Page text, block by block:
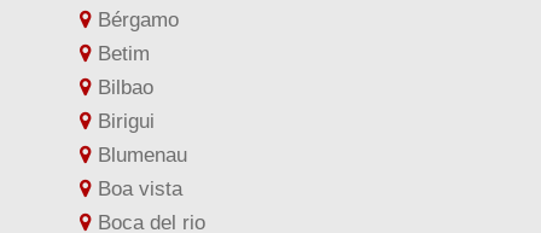
Bérgamo
Betim
Bilbao
Birigui
Blumenau
Boa vista
Boca del rio